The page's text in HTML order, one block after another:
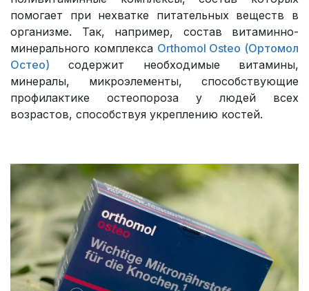
помогает при нехватке питательных веществ в
организме. Так, например, состав витаминно-
минерального комплекса Orthomol Osteo (Ортомол
Остео) содержит необходимые витамины,
минералы, микроэлементы, способствующие
профилактике остеопороза у людей всех
возрастов, способствуя укреплению костей.